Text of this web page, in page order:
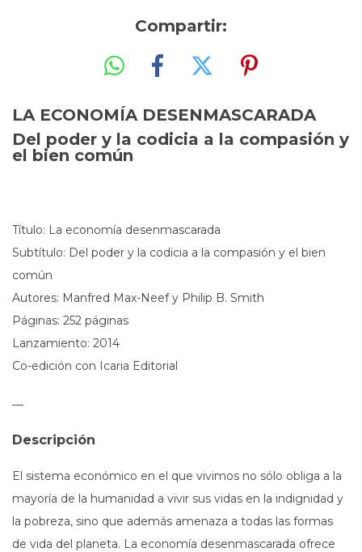
Compartir:
LA ECONOMÍA DESENMASCARADA
Del poder y la codicia a la compasión y
el bien común
Título: La economía desenmascarada
Subtítulo: Del poder y la codicia a la compasión y el bien
común
Autores: Manfred Max-Neef y Philip B. Smith
Páginas: 252 páginas
Lanzamiento: 2014
Co-edición con Icaria Editorial
—
Descripción
El sistema económico en el que vivimos no sólo obliga a la
mayoría de la humanidad a vivir sus vidas en la indignidad y
la pobreza, sino que además amenaza a todas las formas
de vida del planeta. La economía desenmascarada ofrece